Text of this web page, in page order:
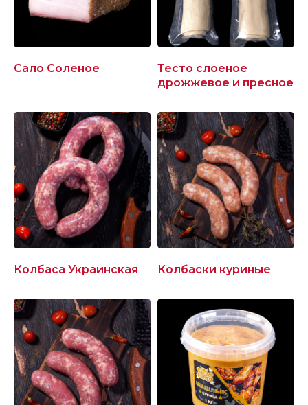
Сало Соленое
Тесто слоеное
дрожжевое и пресное
Колбаса Украинская Колбаски куриные
РАЗДЕЛЫ:
КАТАЛОГ:
ПРОДУКЦИЯ
КОНТАКТЫ
ПОЛУФАБРИКАТЫ
СВИНИНА
КУРИЦА